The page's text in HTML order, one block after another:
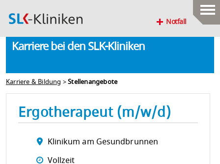
Notfall
Karriere bei den SLK-Kliniken
Karriere & Bildung >Stellenangebote
Ergotherapeut (m/w/d)
Klinikum am Gesundbrunnen
Vollzeit